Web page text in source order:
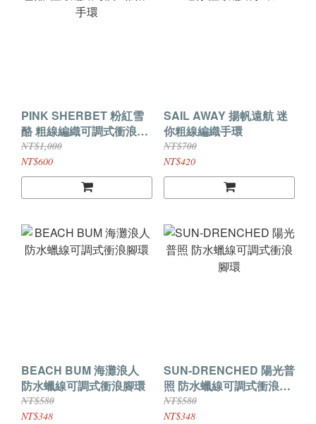
PINK SHERBET 粉紅雪
酪 粗線編織可調式衝浪手
環
NT$1,000
NT$600
SAIL AWAY 揚帆遠航 迷
你粗線編織手環
NT$700
NT$420
BEACH BUM 海灘浪人
防水蠟線可調式衝浪腳環
NT$580
NT$348
SUN-DRENCHED 陽光普
照 防水蠟線可調式衝浪腳
環
NT$580
NT$348